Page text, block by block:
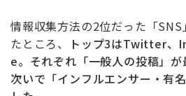
情報収集方法の2位だった「
たところ、
トップ3はTwitter、
e。それぞれ「一般人の投稿」が
次いで「インフルエンサー・有